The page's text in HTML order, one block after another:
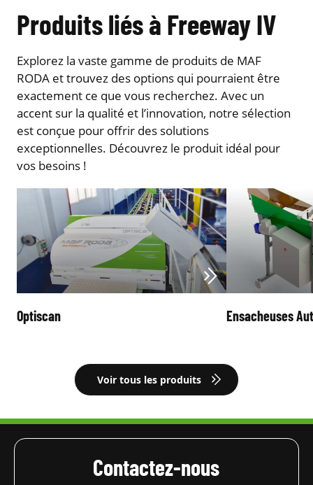
Produits liés à Freeway IV
Explorez la vaste gamme de produits de MAF
RODA et trouvez des options qui pourraient être
exactement ce que vous recherchez. Avec un
accent sur la qualité et l’innovation, notre sélection
est conçue pour offrir des solutions
exceptionnelles. Découvrez le produit idéal pour
vos besoins !
Optiscan Ensacheuses
Voir tous les produits
Contactez-nous